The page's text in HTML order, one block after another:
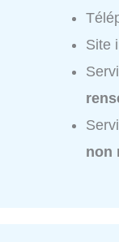
Site
non